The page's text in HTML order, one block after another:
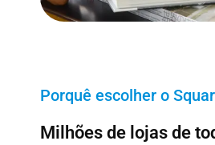
Porquê escolher o
Milhões de lojas de